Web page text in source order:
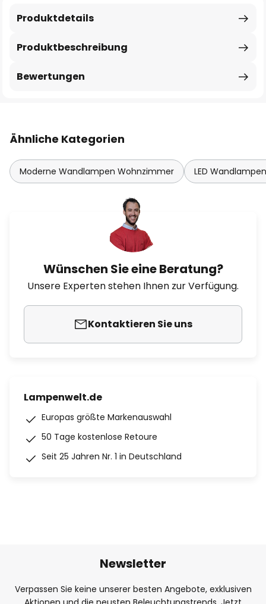
Produktbeschreibung
Produktdetails
Bewertungen
Ähnliche Kategorien
Moderne Wandlampen Wohnzimmer LED
Wünschen Sie eine Beratung?
Unsere Experten stehen Ihnen zur Verfügung.
Kontaktieren Sie uns
Lampenwelt.de
Europas größte Markenauswahl
50 Tage kostenlose Retoure
Seit 25 Jahren Nr. 1 in Deutschland
Newsletter
Verpassen Sie keine unserer besten Angebote, exklusiven